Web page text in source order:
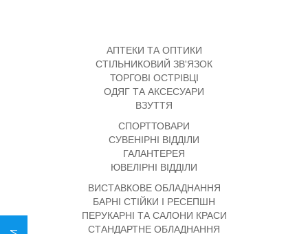
АПТЕКИ ТА ОПТИКИ
СТІЛЬНИКОВИЙ ЗВ'ЯЗОК
ТОРГОВІ ОСТРІВЦІ
ОДЯГ ТА АКСЕСУАРИ
ВЗУТТЯ
СПОРТТОВАРИ
СУВЕНІРНІ ВІДДІЛИ
ГАЛАНТЕРЕЯ
ЮВЕЛІРНІ ВІДДІЛИ
ВИСТАВКОВЕ ОБЛАДНАННЯ
БАРНІ СТІЙКИ І РЕСЕПШН
ПЕРУКАРНІ ТА САЛОНИ КРАСИ
СТАНДАРТНЕ ОБЛАДНАННЯ